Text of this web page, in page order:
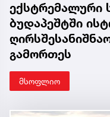
ექსტრემალური
ბუდაპეშტში
გამორთეს
მსოფლიო